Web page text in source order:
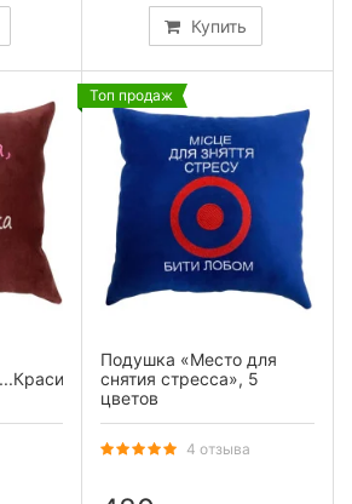
Купить
Топ продаж
Подушка «Место для
снятия стресса», 5
цветов
4 отзыва